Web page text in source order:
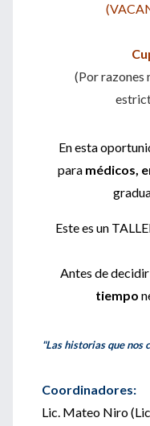
(Por razones
En esta
para médicos,
Este es un
Antes de
tiempo
"Las historias que nos
Coordinadores:
Lic. Mateo Niro